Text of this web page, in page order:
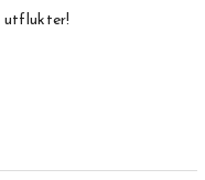
utflukter!